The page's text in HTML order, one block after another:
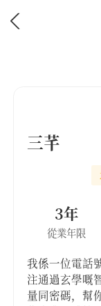
三芊
從業年限
3年
我係一位電話
注通過玄學嘅
量同密碼，幫